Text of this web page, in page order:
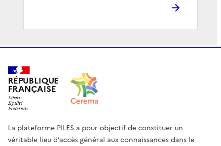
RÉPUBLIQUE
FRANÇAISE
La plateforme PILES a pour objectif de constituer un
véritable lieu d’accès général aux connaissances dans le